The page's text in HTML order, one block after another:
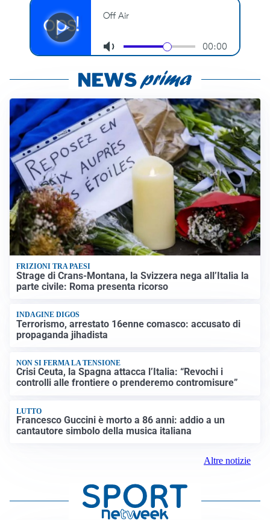
FRIZIONI TRA PAESI
Strage di Crans-Montana, la Svizzera nega all’Italia la
parte civile: Roma presenta ricorso
INDAGINE DIGOS
Terrorismo, arrestato 16enne comasco: accusato di
propaganda jihadista
NON SI FERMA LA TENSIONE
Crisi Ceuta, la Spagna attacca l’Italia: “Revochi i
controlli alle frontiere o prenderemo contromisure”
LUTTO
Francesco Guccini è morto a 86 anni: addio a un
cantautore simbolo della musica italiana
Altre notizie